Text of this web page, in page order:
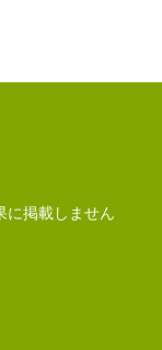
に掲載しません